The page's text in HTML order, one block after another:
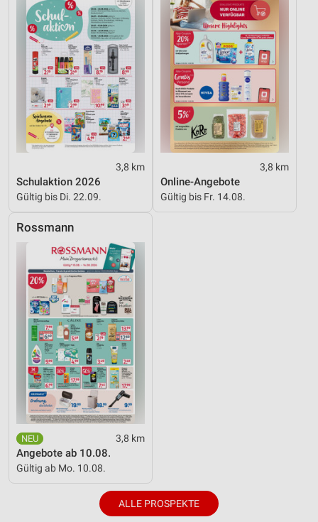
3,8 km
Schulaktion 2026
Gültig bis Di. 22.09.
3,8 km
Online-Angebote
Gültig bis Fr. 14.08.
Rossmann
3,8 km
Angebote ab 10.08.
Gültig ab Mo. 10.08.
ALLE PROSPEKTE
Funktional
Werbung